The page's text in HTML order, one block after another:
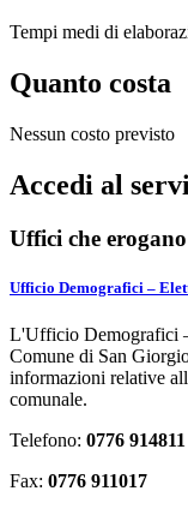
Tempi medi di
Quanto costa
Nessun costo previsto
Accedi al
Uffici che
Ufficio Demografici –
L'Ufficio Demografici
Comune di San
informazioni relative
comunale.
Telefono: 0776 914811
Fax: 0776 911017